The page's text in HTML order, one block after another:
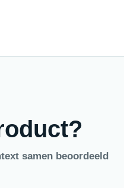
samen beoordeeld